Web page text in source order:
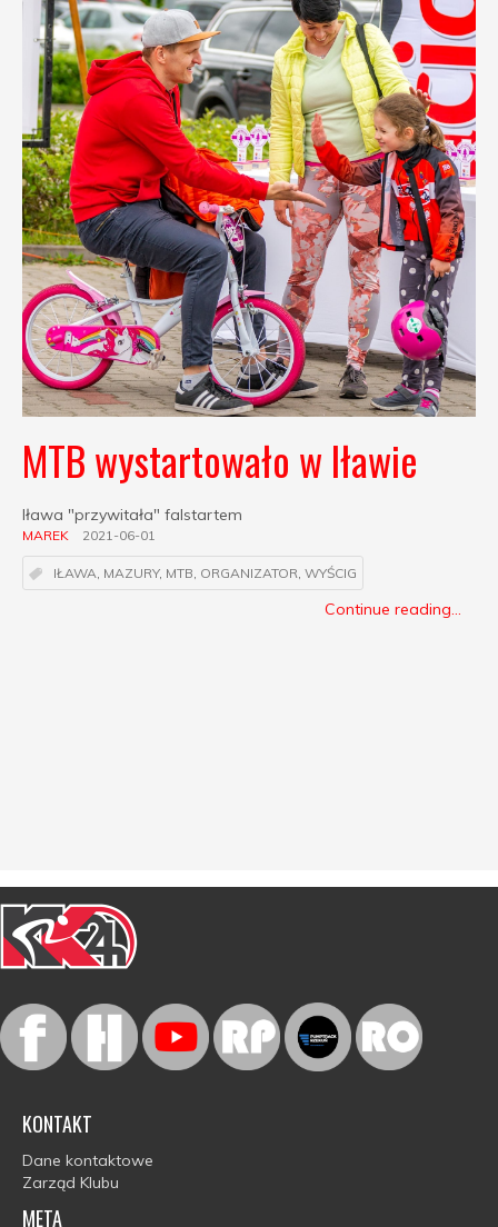
MTB wystartowało w Iławie
Iława "przywitała" falstartem
MAREK 2021-06-01
IŁAWA, MAZURY, MTB, ORGANIZATOR, WYŚCIG
Continue reading...
KONTAKT
Dane kontaktowe
Zarząd Klubu
META